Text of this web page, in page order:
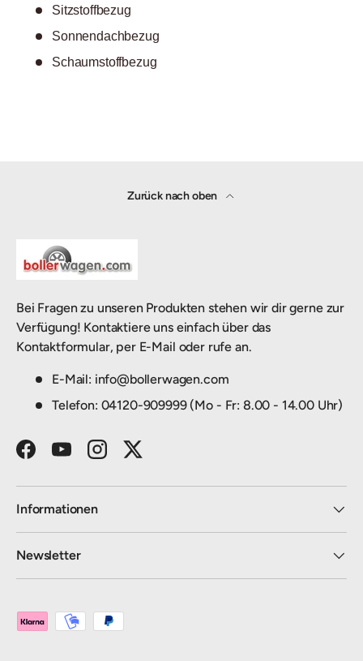
Sitzstoffbezug
Sonnendachbezug
Schaumstoffbezug
Zurück nach oben
Bei Fragen zu unseren Produkten stehen wir dir gerne zur
Verfügung! Kontaktiere uns einfach über das
Kontaktformular, per E-Mail oder rufe an.
E-Mail: info@bollerwagen.com
Telefon: 04120-909999 (Mo - Fr: 8.00 - 14.00 Uhr)
FacebookYouTubeInstagramTwitter
Informationen
Newsletter
Zahlungsmethoden